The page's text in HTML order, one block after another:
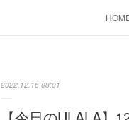
2022.12.16 08:01